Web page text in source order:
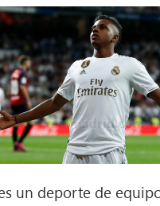
un deporte de